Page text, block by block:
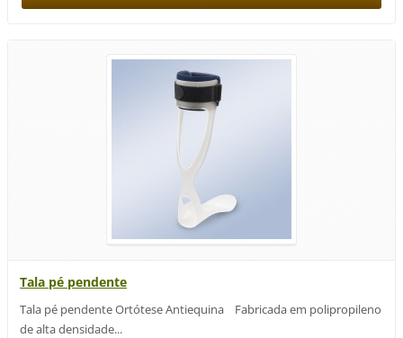
Tala pé pendente
Tala pé pendente Ortótese Antiequina Fabricada em polipropileno
de alta densidade...